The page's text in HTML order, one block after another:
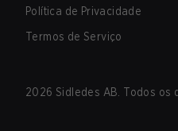
Política de Privacidade
Termos de Serviço
2026 Sidledes AB. Todos os